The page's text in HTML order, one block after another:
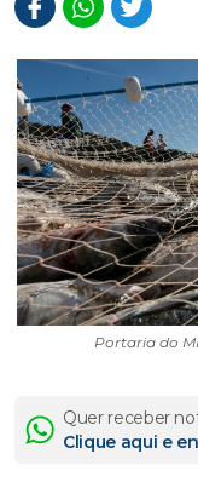
Portaria do
Quer receber
Clique aqui e